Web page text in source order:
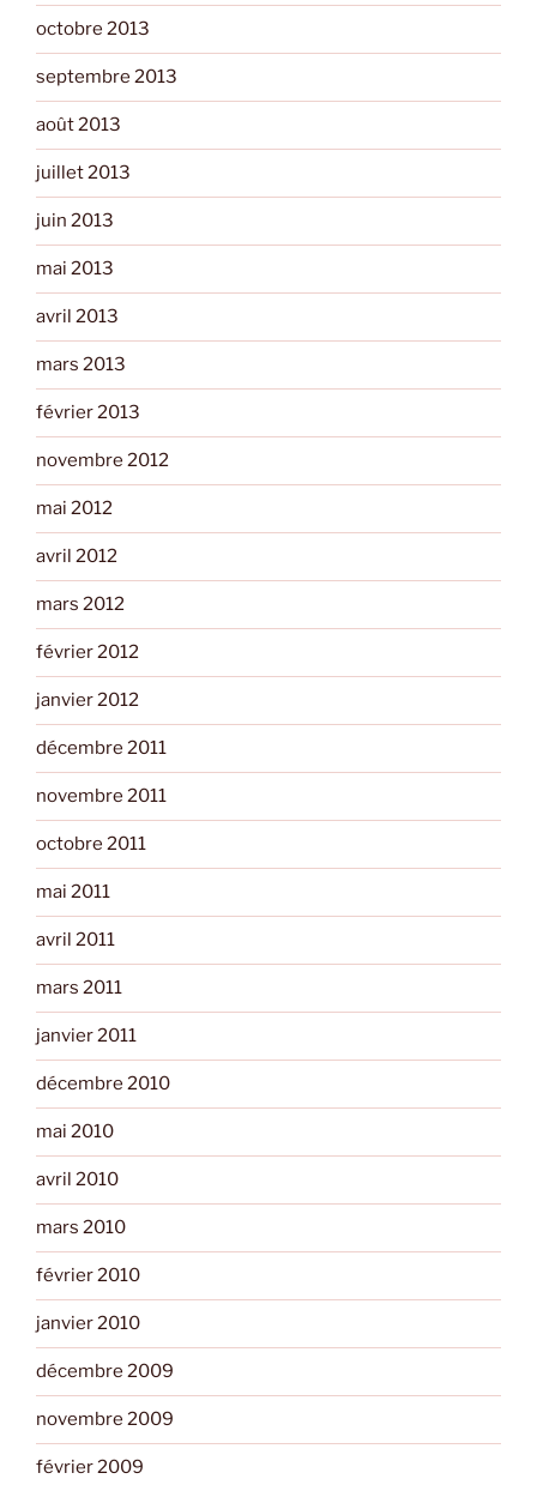
octobre 2013
septembre 2013
août 2013
juillet 2013
juin 2013
mai 2013
avril 2013
mars 2013
février 2013
novembre 2012
mai 2012
avril 2012
mars 2012
février 2012
janvier 2012
décembre 2011
novembre 2011
octobre 2011
mai 2011
avril 2011
mars 2011
janvier 2011
décembre 2010
mai 2010
avril 2010
mars 2010
février 2010
janvier 2010
décembre 2009
novembre 2009
février 2009